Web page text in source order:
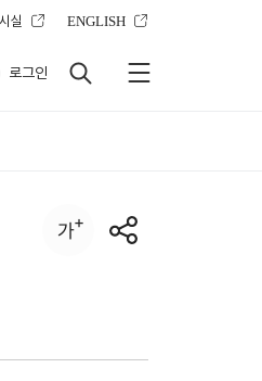
실 ENGLISH
로그인